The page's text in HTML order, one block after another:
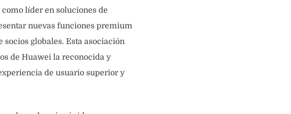
líder en soluciones de
nuevas funciones premium
globales. Esta asociación
de Huawei la reconocida y
de usuario superior y